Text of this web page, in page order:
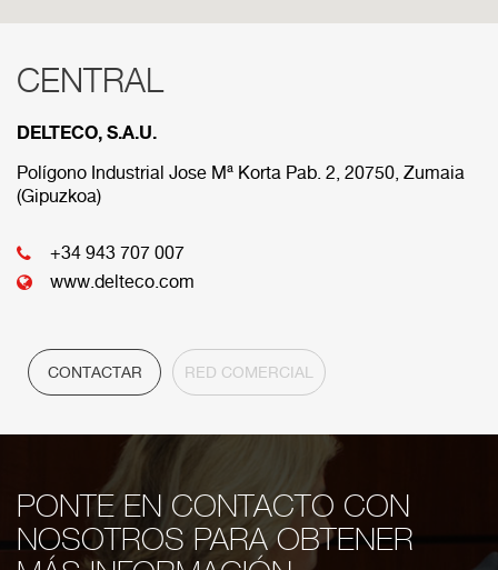
CENTRAL
DELTECO, S.A.U.
Polígono Industrial Jose Mª Korta Pab. 2, 20750, Zumaia
(Gipuzkoa)
+34 943 707 007
www.delteco.com
CONTACTAR RED COMERCIAL
RED COMERCIAL
A continuación se muestran las diferens sedes que
componen nuestra red comercial.
PONTE EN CONTACTO CON
NOSOTROS PARA OBTENER